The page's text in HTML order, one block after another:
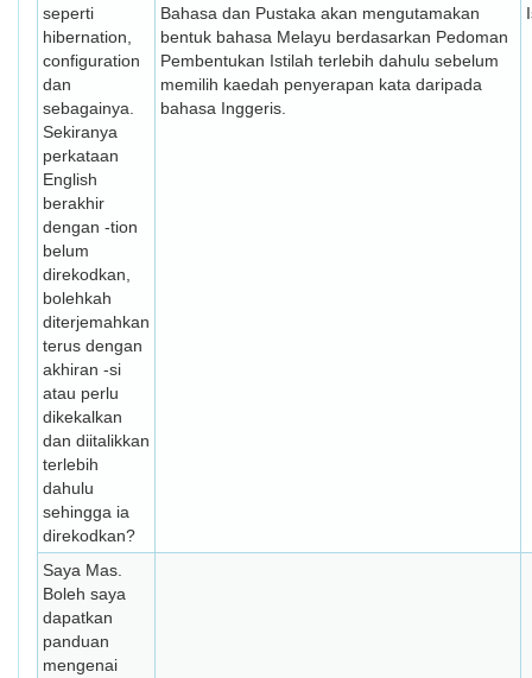
seperti
hibernation,
configuration
dan
sebagainya.
Sekiranya
perkataan
English
berakhir
dengan -tion
belum
direkodkan,
bolehkah
diterjemahkan
terus dengan
akhiran -si
atau perlu
dikekalkan
dan diitalikkan
terlebih
dahulu
sehingga ia
direkodkan?
Bahasa dan Pustaka akan mengutamakan
bentuk bahasa Melayu berdasarkan Pedoman
Pembentukan Istilah terlebih dahulu sebelum
memilih kaedah penyerapan kata daripada
bahasa Inggeris.
Saya Mas.
Boleh saya
dapatkan
panduan
mengenai